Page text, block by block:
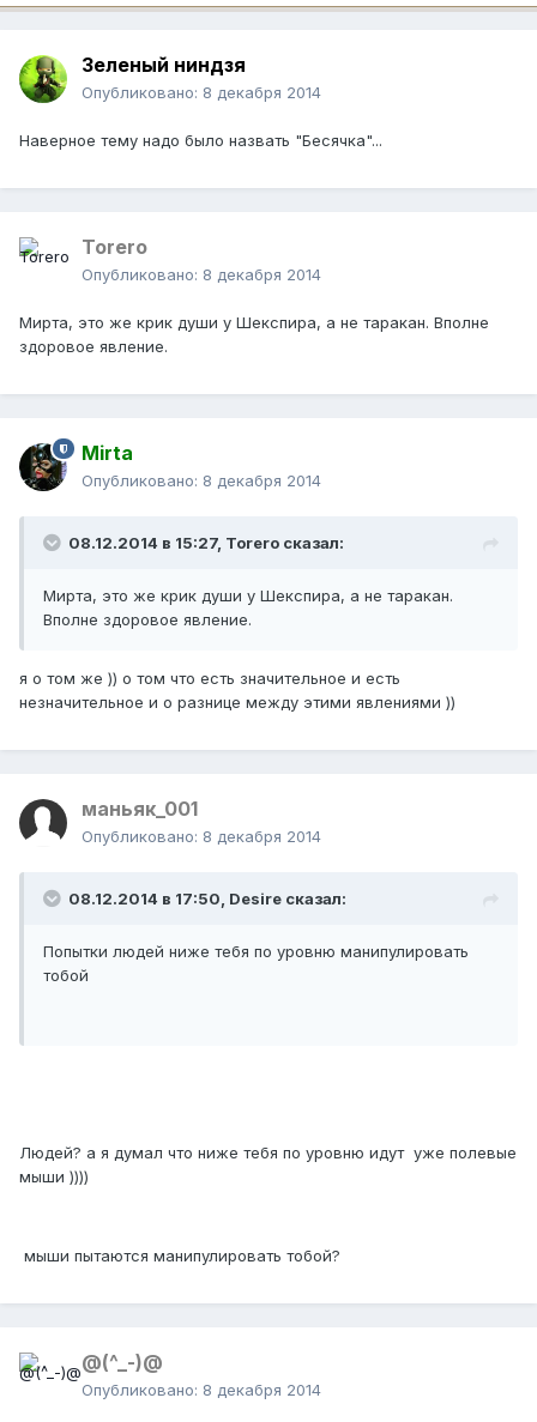
Зеленый ниндзя
Опубликовано: 8 декабря 2014
Наверное тему надо было назвать "Бесячка"...
Тоrero
Опубликовано: 8 декабря 2014
Мирта, это же крик души у Шекспира, а не таракан. Вполне
здоровое явление.
Mirta
Опубликовано: 8 декабря 2014
08.12.2014 в 15:27, Тоrero сказал:
Мирта, это же крик души у Шекспира, а не таракан.
Вполне здоровое явление.
я о том же )) о том что есть значительное и есть
незначительное и о разнице между этими явлениями ))
маньяк_001
Опубликовано: 8 декабря 2014
08.12.2014 в 17:50, Desire сказал:
Попытки людей ниже тебя по уровню манипулировать
тобой
Людей? а я думал что ниже тебя по уровню идут уже полевые
мыши ))))
мыши пытаются манипулировать тобой?
@(^_-)@
Опубликовано: 8 декабря 2014